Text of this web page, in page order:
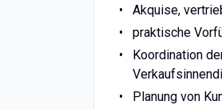
Akquise,
praktische
Koordination
Planung von